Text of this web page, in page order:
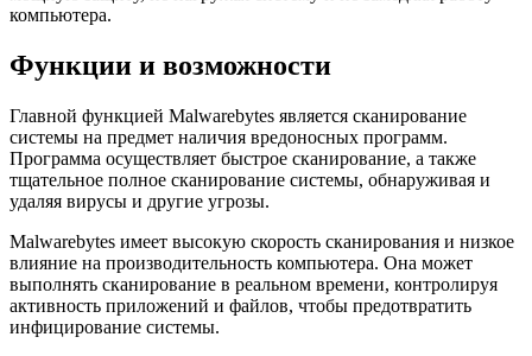
компьютера.
Функции и возможности
Главной функцией Malwarebytes является сканирование
системы на предмет наличия вредоносных программ.
Программа осуществляет быстрое сканирование, а также
тщательное полное сканирование системы, обнаруживая и
удаляя вирусы и другие угрозы.
Malwarebytes имеет высокую скорость сканирования и низкое
влияние на производительность компьютера. Она может
выполнять сканирование в реальном времени, контролируя
активность приложений и файлов, чтобы предотвратить
инфицирование системы.